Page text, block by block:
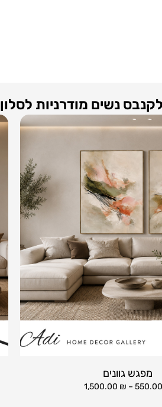
נשים מודרניות לסלון
מפגש גוונים
550.00
–
1,500.00 ₪